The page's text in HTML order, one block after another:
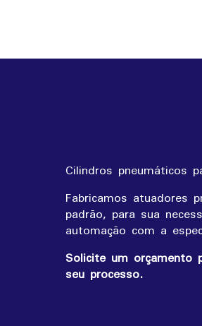
Cilindros pneumáticos
Fabricamos atuadores
padrão, para sua
automação com a
Solicite um orçamento
seu processo.